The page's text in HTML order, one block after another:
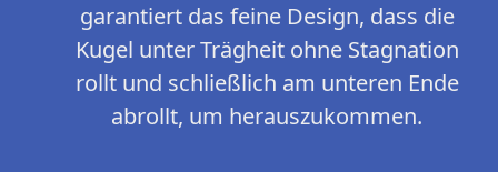
garantiert das feine Design, dass die
Kugel unter Trägheit ohne Stagnation
rollt und schließlich am unteren Ende
abrollt, um herauszukommen.